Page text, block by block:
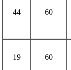
44 60
19 60